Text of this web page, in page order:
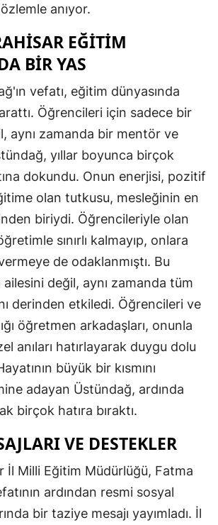
anıyor.
EĞITIM
BIR YAS
vefatı, eğitim dünyasında
Öğrencileri için sadece bir
aynı zamanda bir mentör ve
yıllar boyunca birçok
dokundu. Onun enerjisi, pozitif
olan tutkusu, mesleğinin en
biriydi. Öğrencileriyle olan
sınırlı kalmayıp, onlara
de odaklanmıştı. Bu
ailesini değil, aynı zamanda tüm
derinden etkiledi. Öğrencileri ve
öğretmen arkadaşları, onunla
anıları hatırlayarak duygu dolu
büyük bir kısmını
adayan Üstündağ, ardında
birçok hatıra bıraktı.
VE DESTEKLER
İl Milli Eğitim Müdürlüğü, Fatma
ardından resmi sosyal
bir taziye mesajı yayımladı. İl